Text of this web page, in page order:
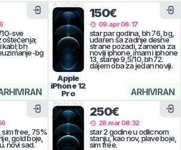
sve
oštećenja;
kabl; bh
bg
ARHIVIRAN
#v7nd9zgy82
Apple
iPhone 12
Pro
150€
09.apr 06:17
star par godina, bh 76, bg,
udaren sa zadnje desne
strane pozadi, zamena za
noviji iphone, imam i iphone
13, stanje 9,5/10, bh72.
dajem oba za jedan noviji.
sim free, 75%
gold boje,
novi sad.
#nwlsk7s87p
250€
28.mar 08:32
star 2 godine u odlicnom
stanju, kao nov, plave boje,
sim free.